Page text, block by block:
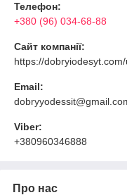
Телефон:
+380 (96) 034-68-88
Сайт компанії:
https://
Email:
Viber:
+380960346888
Про нас